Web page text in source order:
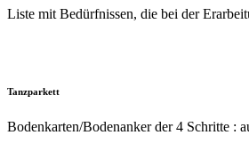
Liste mit Bedürfnissen, die bei der
Tanzparkett
Bodenkarten/Bodenanker der 4 Schritte :